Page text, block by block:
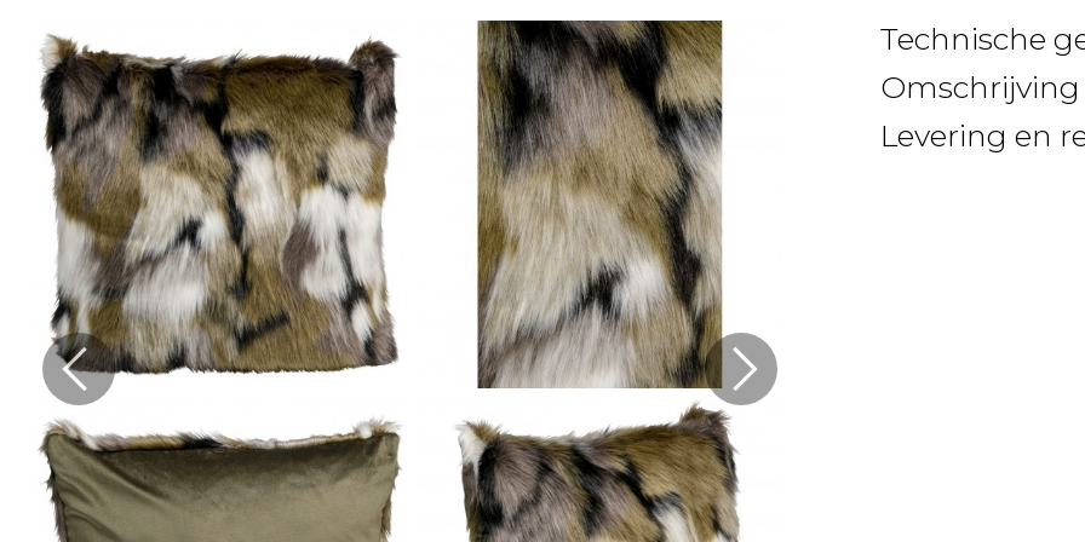
Technische
Omschrijving
Levering en